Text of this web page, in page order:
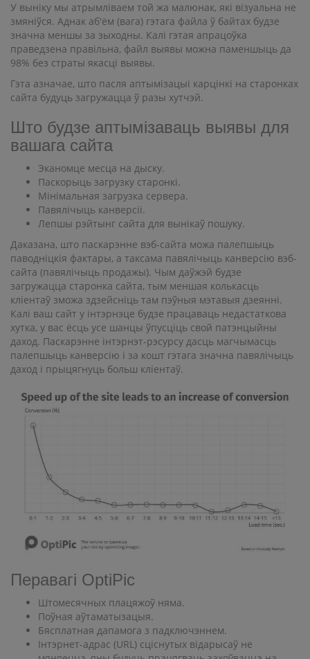
У выніку мы атрымліваем той жа малюнак, які візуальна не
змяніўся. Аднак аб'ём (вага) гэтага файла ў байтах будзе
значна меншы за зыходны. Калі гэтая апрацоўка
праведзена правільна, файл выявы можна паменшыць да
98% без страты якасці выявы.
Гэта азначае, што пасля аптымізацыі карцінкі на старонках
сайта будуць загружацца ў разы хутчэй.
Што будзе аптымізаваць выявы для
вашага сайта
Эканомце месца на дыску.
Паскорыць загрузку старонкі.
Мінімальная загрузка сервера.
Павялічыць канверсіі.
Лепшы рэйтынг сайта для вынікаў пошуку.
Даказана, што паскарэнне вэб-сайта можа палепшыць
паводніцкія фактары, а таксама павялічыць канверсію вэб-
сайта (павялічыць продажы). Чым даўжэй будзе
загружацца старонка сайта, тым меншая колькасць
кліентаў зможа здзейсніць там пэўныя мэтавыя дзеянні.
Калі ваш сайт у інтэрнэце будзе працаваць недастаткова
хутка, у вас ёсць усе шанцы ўпусціць свой патэнцыйны
даход. Паскарэнне інтэрнэт-рэсурсу дасць магчымасць
палепшыць канверсію і за кошт гэтага значна павялічыць
даход і прыцягнуць больш кліентаў.
Перавагі OptiPic
Штомесячных плацяжоў няма.
Поўная аўтаматызацыя.
Бясплатная дапамога з падключэннем.
Інтэрнет-адрас (URL) сціснутых відарысаў не